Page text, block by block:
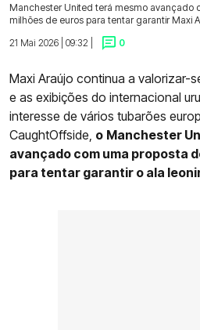
Manchester United terá mesmo avançado
milhões de euros para tentar garantir Maxi
21 Mai 2026 | 09:32 |
0
Maxi Araújo continua a valorizar-
e as exibições do internacional
interesse de vários tubarões
CaughtOffside, o Manchester
avançado com uma proposta
para tentar garantir o ala